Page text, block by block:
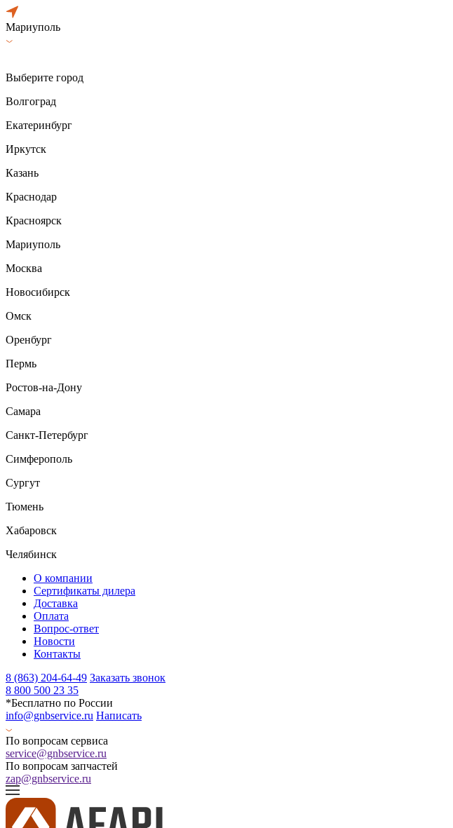
Мариуполь
Выберите город
Волгоград
Екатеринбург
Иркутск
Казань
Краснодар
Красноярск
Мариуполь
Москва
Новосибирск
Омск
Оренбург
Пермь
Ростов-на-Дону
Самара
Санкт-Петербург
Симферополь
Сургут
Тюмень
Хабаровск
Челябинск
О компании
Сертификаты дилера
Доставка
Оплата
Вопрос-ответ
Новости
Контакты
8 (863) 204-64-49 Заказать звонок
8 800 500 23 35
*Бесплатно по России
info@gnbservice.ru Написать
По вопросам сервиса
service@gnbservice.ru
По вопросам запчастей
zap@gnbservice.ru